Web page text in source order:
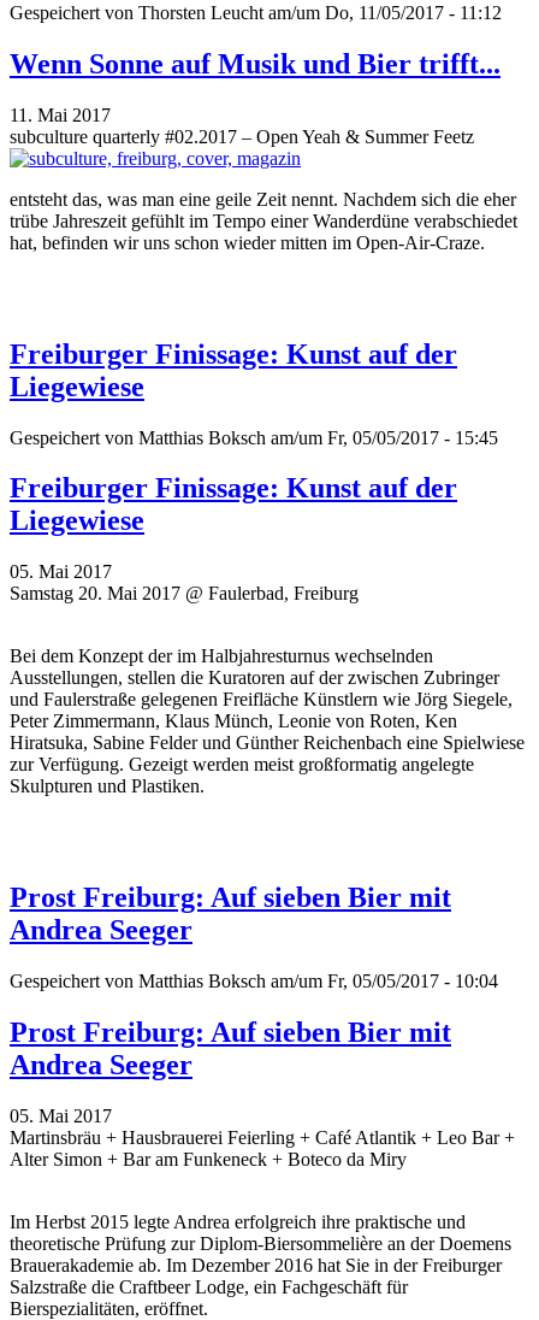
Gespeichert von Thorsten Leucht am/um Do, 11/05/2017 - 11:12
Wenn Sonne auf Musik und Bier trifft...
11. Mai 2017
subculture quarterly #02.2017 – Open Yeah & Summer Feetz
entsteht das, was man eine geile Zeit nennt. Nachdem sich die eher
trübe Jahreszeit gefühlt im Tempo einer Wanderdüne verabschiedet
hat, befinden wir uns schon wieder mitten im Open-Air-Craze.
Freiburger Finissage: Kunst auf der
Liegewiese
Gespeichert von Matthias Boksch am/um Fr, 05/05/2017 - 15:45
Freiburger Finissage: Kunst auf der
Liegewiese
05. Mai 2017
Samstag 20. Mai 2017 @ Faulerbad, Freiburg
Bei dem Konzept der im Halbjahresturnus wechselnden
Ausstellungen, stellen die Kuratoren auf der zwischen Zubringer
und Faulerstraße gelegenen Freifläche Künstlern wie Jörg Siegele,
Peter Zimmermann, Klaus Münch, Leonie von Roten, Ken
Hiratsuka, Sabine Felder und Günther Reichenbach eine Spielwiese
zur Verfügung. Gezeigt werden meist großformatig angelegte
Skulpturen und Plastiken.
Prost Freiburg: Auf sieben Bier mit
Andrea Seeger
Gespeichert von Matthias Boksch am/um Fr, 05/05/2017 - 10:04
Prost Freiburg: Auf sieben Bier mit
Andrea Seeger
05. Mai 2017
Martinsbräu + Hausbrauerei Feierling + Café Atlantik + Leo Bar +
Alter Simon + Bar am Funkeneck + Boteco da Miry
Im Herbst 2015 legte Andrea erfolgreich ihre praktische und
theoretische Prüfung zur Diplom-Biersommelière an der Doemens
Brauerakademie ab. Im Dezember 2016 hat Sie in der Freiburger
Salzstraße die Craftbeer Lodge, ein Fachgeschäft für
Bierspezialitäten, eröffnet.